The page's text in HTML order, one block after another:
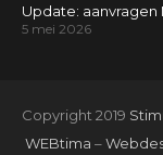
Update: aanvragen
5 mei 2026
Copyright 2019
WEBtima –